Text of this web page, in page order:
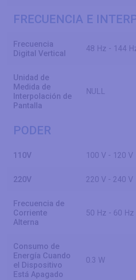
FRECUENCIA E
Frecuencia
Digital Vertical
48 Hz - 144
Unidad de
Medida de
Interpolación de
Pantalla
NULL
PODER
110V 100 V - 120 V
220V 220 V - 240 V
Frecuencia de
Corriente
Alterna
50 Hz - 60 Hz
Consumo de
Energía Cuando
el Dispositivo
Está Apagado
0.3 W